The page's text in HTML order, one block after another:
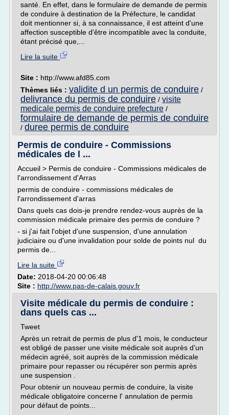
santé. En effet, dans le formulaire de demande de permis
de conduire à destination de la Préfecture, le candidat
doit mentionner si, à sa connaissance, il est atteint d'une
affection susceptible d'être incompatible avec la conduite,
étant précisé que,...
Lire la suite
Site : http://www.afd85.com
Thèmes liés : validite d un permis de conduire /
delivrance du permis de conduire / visite
medicale permis de conduire prefecture /
formulaire de demande de permis de conduire
/ duree permis de conduire
Permis de conduire - Commissions
médicales de l ...
Accueil > Permis de conduire - Commissions médicales de
l'arrondissement d'Arras
permis de conduire - commissions médicales de
l'arrondissement d'arras
Dans quels cas dois-je prendre rendez-vous auprès de la
commission médicale primaire des permis de conduire ?
- si j'ai fait l'objet d'une suspension, d'une annulation
judiciaire ou d'une invalidation pour solde de points nul du
permis de...
Lire la suite
Date: 2018-04-20 00:06:48
Site : http://www.pas-de-calais.gouv.fr
Visite médicale du permis de conduire :
dans quels cas ...
Tweet
Après un retrait de permis de plus d'1 mois, le conducteur
est obligé de passer une visite médicale soit auprès d'un
médecin agréé, soit auprès de la commission médicale
primaire pour repasser ou récupérer son permis après
une suspension .
Pour obtenir un nouveau permis de conduire, la visite
médicale obligatoire concerne l' annulation de permis
pour défaut de points...